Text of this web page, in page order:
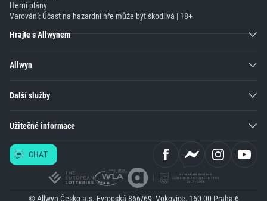
Herní plány
Varování: Účast na hazardní hře může být škodlivá | 18+
Hrajte s Allwynem
Allwyn
Další služby
Užitečné informace
CHAT
© Allwyn Česko a.s. Evropská 866/69, Vokovice, 160 00 Praha 6